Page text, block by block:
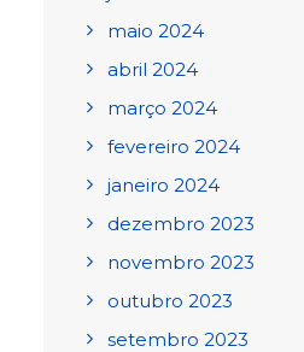
maio 2024
abril 2024
março 2024
fevereiro 2024
janeiro 2024
dezembro 2023
novembro 2023
outubro 2023
setembro 2023